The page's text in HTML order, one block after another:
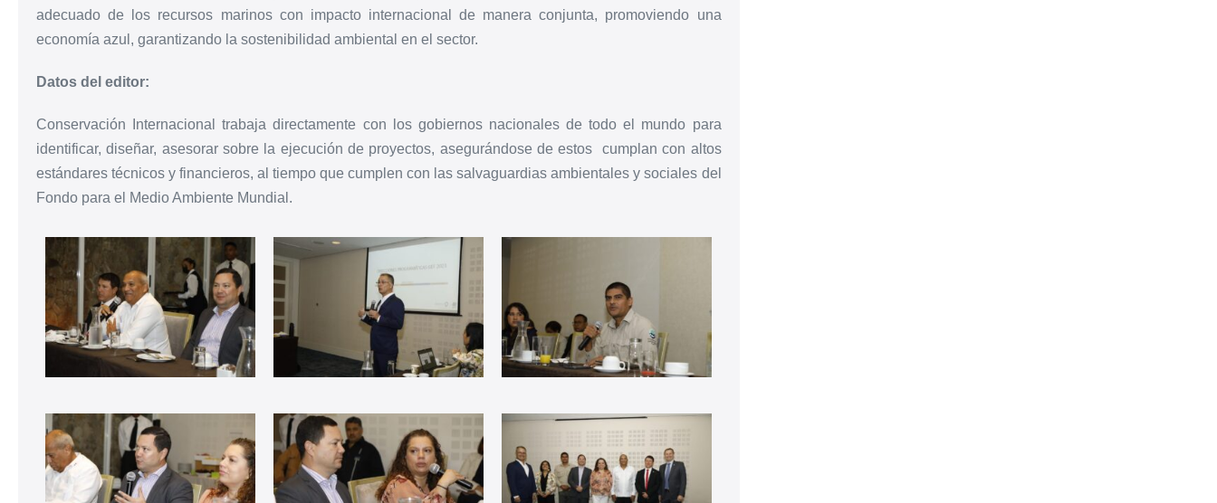
adecuado de los recursos marinos con impacto internacional de manera conjunta, promoviendo una
economía azul, garantizando la sostenibilidad ambiental en el sector.
Datos del editor:
Conservación Internacional trabaja directamente con los gobiernos nacionales de todo el mundo para
identificar, diseñar, asesorar sobre la ejecución de proyectos, asegurándose de estos
cumplan con altos
estándares técnicos y financieros, al tiempo que cumplen con las salvaguardias ambientales y sociales del
Fondo para el Medio Ambiente Mundial.